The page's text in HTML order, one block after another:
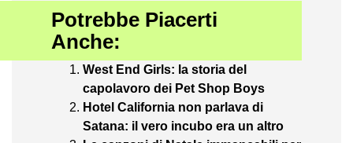
Potrebbe Piacerti
Anche:
West End Girls: la storia del
capolavoro dei Pet Shop Boys
Hotel California non parlava di
Satana: il vero incubo era un altro